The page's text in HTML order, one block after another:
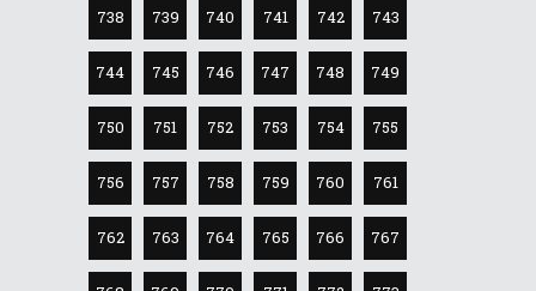
738 739 740 741 742 743
744 745 746 747 748 749
750 751 752 753 754 755
756 757 758 759 760 761
762 763 764 765 766 767